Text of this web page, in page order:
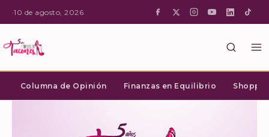
·10 de agosto, 2026
Columna de Opinión Finanzas en Equilibrio